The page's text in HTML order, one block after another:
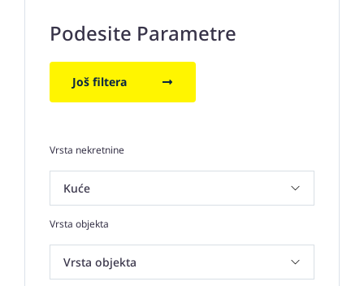
Podesite Parametre
Još filtera
Vrsta nekretnine
Vrsta objekta